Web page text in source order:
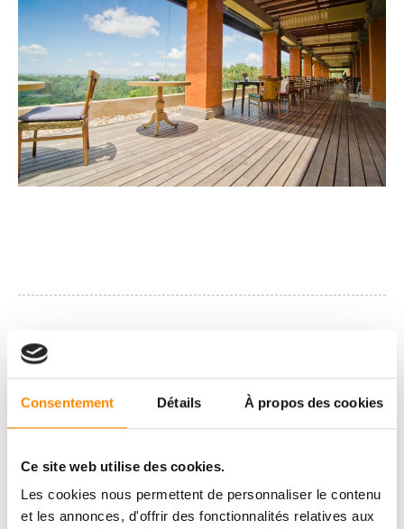
Consentement Détails À propos des cookies
Ce site web utilise des cookies.
Les cookies nous permettent de personnaliser le contenu
et les annonces, d'offrir des fonctionnalités relatives aux